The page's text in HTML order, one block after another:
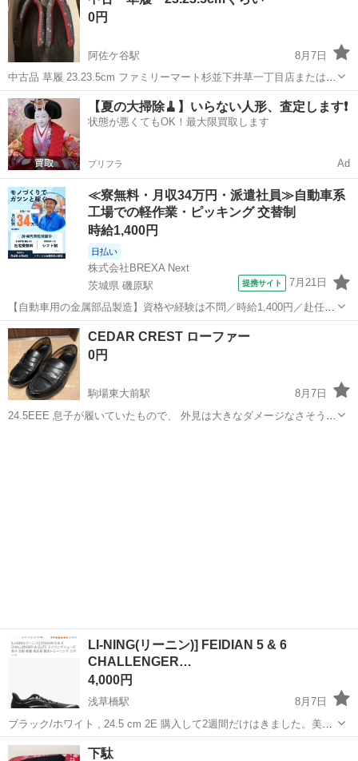
0円
阿佐ケ谷駅
8月7日
中古品 草履 23.23.5cm ファミリーマート杉並下井草一丁目店または阿
佐ヶ谷駅での受け渡しとなります。 ご希望の日時をいくつかお知らせ
ください。
東京 杉並区 阿佐ケ谷駅 ファミリーマート
【夏の大掃除🧹】いらない人形、査定します❗️
状態が悪くてもOK！最大限買取します
プリフラ Ad
≪寮無料・月収34万円・派遣社員≫自動車系
工場での軽作業・ピッキング 交替制
時給1,400円
日払い
株式会社BREXA Next
茨城県 磯原駅
提携サイト 7月21日
【自動車用の金属部品製造】資格や経験は不問／時給1,400円／赴任旅
費会社負担／正社員登用のチャンスあり／食堂利用可能／マイカー通
勤OK《茨城県茨城市》 人気の工場のお仕事 ◇トラックの金属部品の
製造◇ ★トラックの金属...
茨城 北茨城市 磯原駅 その他
CEDAR CREST ローファー
0円
駒場東大前駅
8月7日
24.5EEE 息子が履いていたもので、 外見は大きなダメージなさそうで
LI-NING(リーニン)] FEIDIAN 5 & 6
CHALLENGER…
4,000円
浅草橋駅
8月7日
ブラック/ホワイト , 24.5 cm 2E 購入して2週間だけはきました。美品
です
東京 中央区 浅草橋駅
下駄